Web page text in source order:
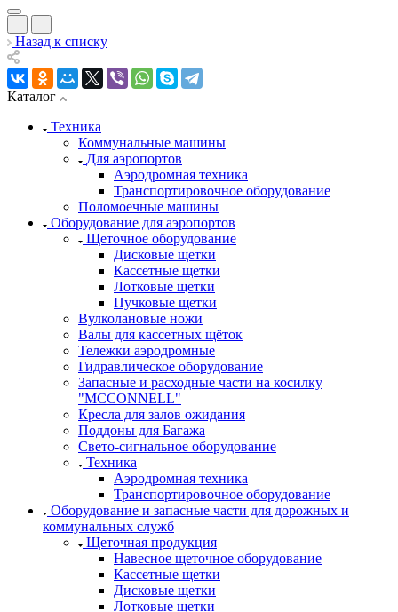
Назад к списку
Каталог
Техника
Коммунальные машины
Для аэропортов
Аэродромная техника
Транспортировочное оборудование
Поломоечные машины
Оборудование для аэропортов
Щеточное оборудование
Дисковые щетки
Кассетные щетки
Лотковые щетки
Пучковые щетки
Вулколановые ножи
Валы для кассетных щёток
Тележки аэродромные
Гидравлическое оборудование
Запасные и расходные части на косилку
"MCCONNELL"
Кресла для залов ожидания
Поддоны для Багажа
Свето-сигнальное оборудование
Техника
Аэродромная техника
Транспортировочное оборудование
Оборудование и запасные части для дорожных и
коммунальных служб
Щеточная продукция
Навесное щеточное оборудование
Кассетные щетки
Дисковые щетки
Лотковые щетки